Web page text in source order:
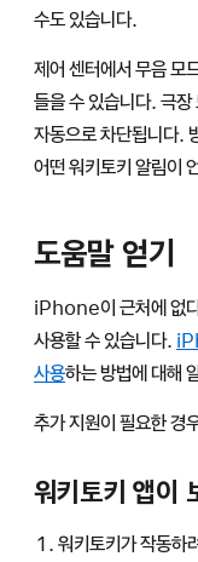
수도 있습니다.
제어 센터에서 무음 모
들을 수 있습니다. 극장
자동으로 차단됩니다.
어떤 워키토키 알림이
도움말 얻기
iPhone이 근처에 없
사용할 수 있습니다.
사용하는 방법에 대해
추가 지원이 필요한 경
워키토키 앱이
워키토키가 작동